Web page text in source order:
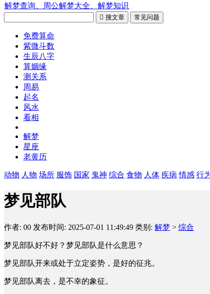
解梦查询、周公解梦大全、解梦知识
 搜文章 常见问题
免费算命
紫微斗数
生辰八字
算姻缘
测关系
周易
起名
风水
看相
解梦
星座
老黄历
动物 人物 场所 服饰 国家 鬼神 综合 食物 人体 疾病 情感 行
梦见部队
作者: 00 发布时间: 2025-07-01 11:49:49 类别: 解梦 > 综合
梦见部队好不好？梦见部队是什么意思？
梦见部队开来或处于立定姿势，是好的征兆。
梦见部队离去，是不幸的象征。